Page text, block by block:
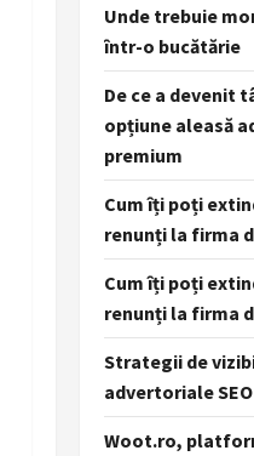
Unde trebuie
într-o bucătărie
De ce a devenit
opțiune aleasă
premium
Cum îți poți
renunți la firma
Cum îți poți
renunți la firma
Strategii de
advertoriale
Woot.ro,